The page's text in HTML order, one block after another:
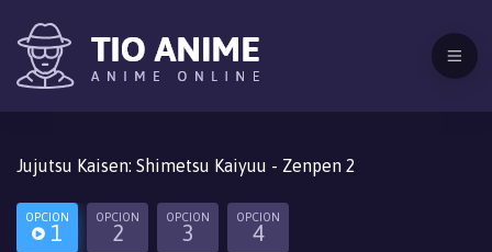
Jujutsu Kaisen: Shimetsu Kaiyuu - Zenpen 2
OPCION
1
OPCION
2
OPCION
3
OPCION
4